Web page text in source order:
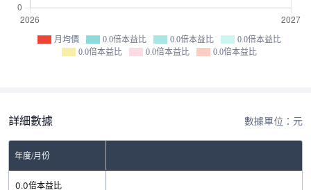
月均價 0.0倍本益比 0.0倍本益比
0.0倍本益比
0.0倍本益比
0.0倍本益比 0.0倍本益比
詳細數據 數據單位：元
年度/月份
0.0倍本益比